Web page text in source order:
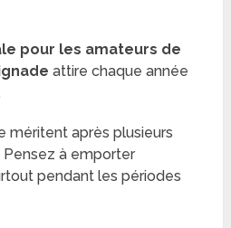
pour les amateurs de
attire chaque année
méritent après plusieurs
à emporter
pendant les périodes